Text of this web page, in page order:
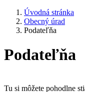
Úvodná stránka
Obecný úrad
Podateľňa
Podateľňa
Tu si môžete pohodlne